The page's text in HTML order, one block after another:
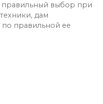
правильный выбор при
дам
правильной ее